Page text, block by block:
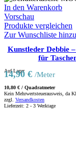
In den Warenkorb
Vorschau
Produkte vergleichen
Zur Wunschliste
Kunstleder Debbie
für
Auf Lager
14,90 € /Meter
10,80 € / Quadratmeter
Kein Mehrwertsteuerausweis, da
zzgl. Versandkosten
Lieferzeit: 2 - 3 Werktage